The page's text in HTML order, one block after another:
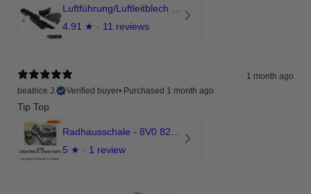
4.91 ★ · 11 reviews
1 month ago
beatrice J.
Verified buyer• Purchased 1 month ago
Tip Top
5 ★ · 1 review